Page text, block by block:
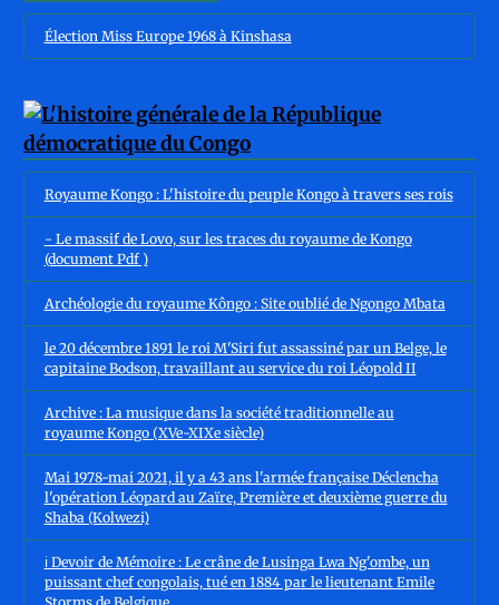
Élection Miss Europe 1968 à Kinshasa
Royaume Kongo : L'histoire du peuple Kongo à travers ses rois
- Le massif de Lovo, sur les traces du royaume de Kongo
(document Pdf )
Archéologie du royaume Kôngo : Site oublié de Ngongo Mbata
le 20 décembre 1891 le roi M'Siri fut assassiné par un Belge, le
capitaine Bodson, travaillant au service du roi Léopold II
Archive : La musique dans la société traditionnelle au
royaume Kongo (XVe-XIXe siècle)
Mai 1978-mai 2021, il y a 43 ans l'armée française Déclencha
l'opération Léopard au Zaïre, Première et deuxième guerre du
Shaba (Kolwezi)
ℹ️ Devoir de Mémoire : Le crâne de Lusinga Lwa Ng'ombe, un
puissant chef congolais, tué en 1884 par le lieutenant Emile